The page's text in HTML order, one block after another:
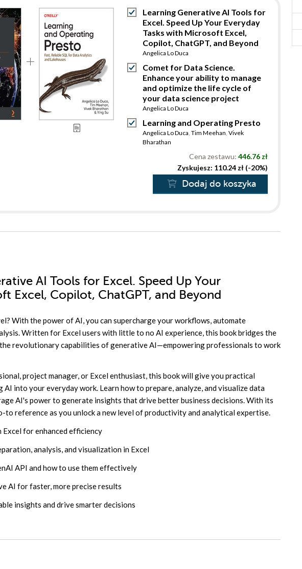
Learning Generative AI Tools for
Excel. Speed Up Your Everyday
Tasks with Microsoft Excel,
Copilot, ChatGPT, and Beyond
Angelica Lo Duca
Comet for Data Science.
Enhance your ability to manage
and optimize the life cycle of
your data science project
Angelica Lo Duca
Learning and Operating Presto
Angelica Lo Duca, Tim Meehan, Vivek
Bharathan
Cena zestawu: 446.76 zł
Zyskujesz: 110.24 zł (-20%)
Dodaj do koszyka
AI Tools for Excel. Speed Up Your
Excel, Copilot, ChatGPT, and Beyond
With the power of AI, you can supercharge your workflows, automate
Written for Excel users with little to no AI experience, this book bridges the
revolutionary capabilities of generative AI—empowering professionals to work
project manager, or Excel enthusiast, this book will give you practical
into your everyday work. Learn how to prepare, analyze, and visualize data
AI's power to generate insights that drive better business decisions. With its
to reference as you unlock a new level of productivity and analytical expertise.
for enhanced efficiency
analysis, and visualization in Excel
API and how to use them effectively
AI for faster, more precise results
insights and drive smarter decisions